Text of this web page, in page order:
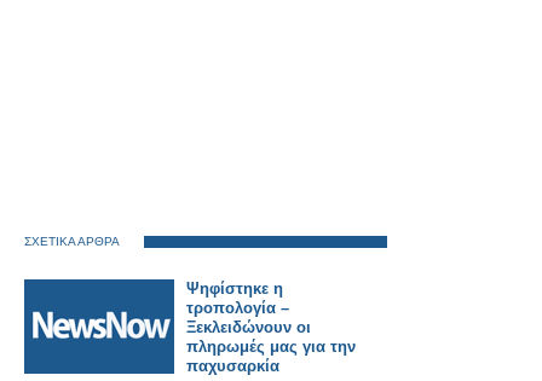
ΣΧΕΤΙΚΑ ΑΡΘΡΑ
Ψηφίστηκε η
τροπολογία –
Ξεκλειδώνουν οι
πληρωμές μας για την
παχυσαρκία